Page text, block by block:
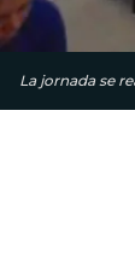
La jornada se